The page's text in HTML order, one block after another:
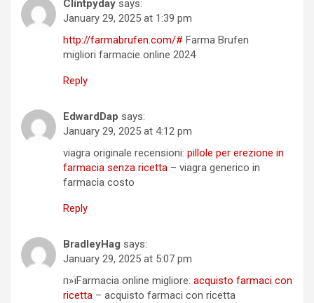
Clintpyday says:
January 29, 2025 at 1:39 pm
http://farmabrufen.com/# Farma Brufen
migliori farmacie online 2024
Reply
EdwardDap says:
January 29, 2025 at 4:12 pm
viagra originale recensioni: pillole per erezione in
farmacia senza ricetta – viagra generico in
farmacia costo
Reply
BradleyHag says:
January 29, 2025 at 5:07 pm
п»їFarmacia online migliore: acquisto farmaci con
ricetta – acquisto farmaci con ricetta